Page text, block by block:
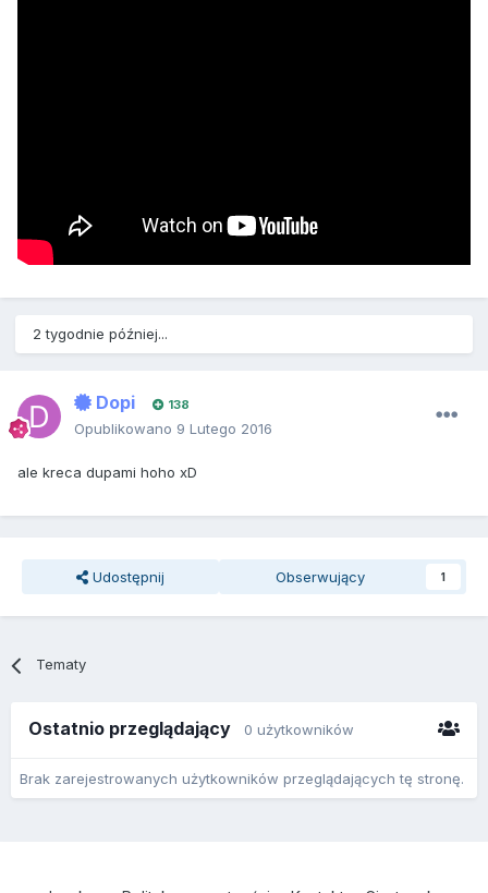
2 tygodnie później...
Dopi 138
Opublikowano 9 Lutego 2016
ale kreca dupami hoho xD
Udostępnij Obserwujący 1
Tematy
Ostatnio przeglądający 0 użytkowników
Brak zarejestrowanych użytkowników przeglądających tę stronę.